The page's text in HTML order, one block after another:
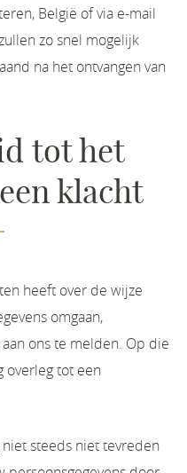
België of via e-mail
zo snel mogelijk
na het ontvangen van
tot het
klacht
heeft over de wijze
omgaan,
ons te melden. Op die
overleg tot een
steeds niet tevreden